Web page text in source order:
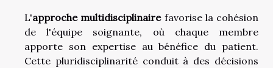
L'approche multidisciplinairefavorise la cohésion
de l'équipe soignante, où chaque membre
apporte son expertise au bénéfice du patient.
Cette pluridisciplinarité conduit à des décisions